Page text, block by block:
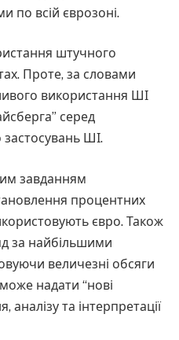
по всій єврозоні.
штучного
Проте, за словами
використання ШІ
серед
ШІ.
завданням
процентних
євро. Також
за найбільшими
величезні обсяги
надати “нові
та інтерпретації